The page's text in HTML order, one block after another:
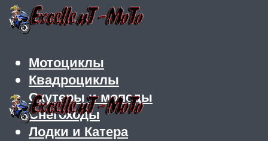
Мотоциклы
Квадроциклы
Скутеры и мопеды
Снегоходы
Лодки и Катера